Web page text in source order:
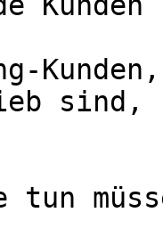
sind,
tun